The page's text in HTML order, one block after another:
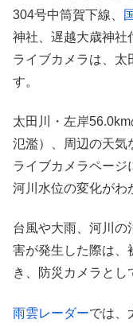
304号中筒賀下線、
神社、遅越大歳神社
ライブカメラは、太
す。
太田川・左岸56.0km
氾濫）、周辺の天気
ライブカメラページ
河川水位の変化がわ
台風や大雨、河川の
害が発生した際は、
き、防災カメラとし
雨雲レーダーでは、